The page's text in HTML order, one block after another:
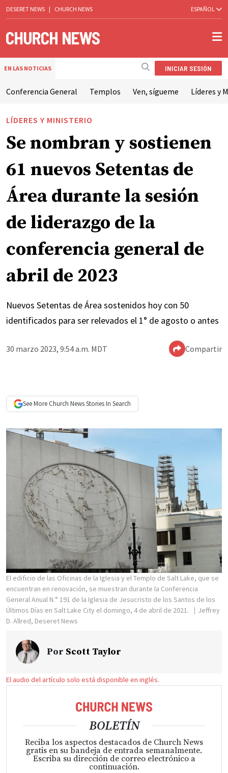
DESERET NEWS | CHURCH NEWS ESPAÑOL
EN LAS NOTICIAS INICIAR SESIÓN
Conferencia General Templos Ven, sígueme Líderes y
LÍDERES Y MINISTERIO
Se nombran y sostienen
61 nuevos Setentas de
Área durante la sesión
de liderazgo de la
conferencia general de
abril de 2023
Nuevos Setentas de Área sostenidos hoy con 50
identificados para ser relevados el 1° de agosto o antes
30 marzo 2023, 9:54 a.m. MDT Compartir
See More Church NewsStories In Search
El edificio de las Oficinas de la Iglesia y el Templo de Salt Lake, que se
encuentran en renovación, se muestran durante la Conferencia
General Anual N.° 191 de la Iglesia de Jesucristo de los Santos de los
Últimos Días en Salt Lake City el domingo, 4 de abril de 2021.
Jeffrey
D. Allred, Deseret News
Por Scott Taylor
El audio del artículo solo está disponible en inglés.
BOLETÍN
Reciba los aspectos destacados de Church News
gratis en su bandeja de entrada semanalmente.
Escriba su dirección de correo electrónico a
continuación.